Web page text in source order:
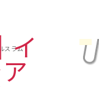
スラム